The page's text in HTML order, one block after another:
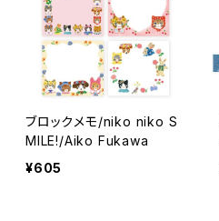
ブロックメモ/niko niko S
MILE!/Aiko Fukawa
¥605